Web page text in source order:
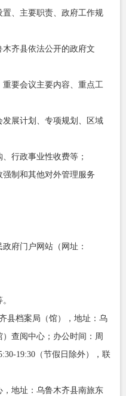
、主要职责、政府工作规
齐县依法公开的政府文
要会议主要内容、重点工
展计划、专项规划、区域
行政事业性收费等；
制和其他对外管理服务
府门户网站（网址：
县档案局（馆），地址：乌
查阅中心；办公时间：周
19:30（节假日除外），联
，地址：乌鲁木齐县南旅东